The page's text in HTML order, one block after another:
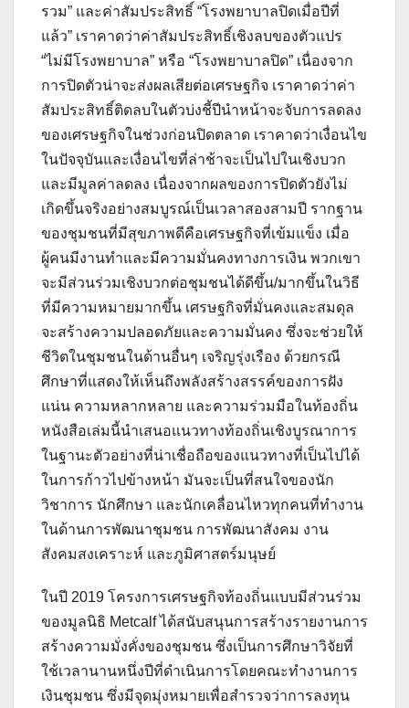
รวม” และค่าสัมประสิทธิ์ “โรงพยาบาลปิดเมื่อปีที่
แล้ว” เราคาดว่าค่าสัมประสิทธิ์เชิงลบของตัวแปร
“ไม่มีโรงพยาบาล” หรือ “โรงพยาบาลปิด” เนื่องจาก
การปิดตัวน่าจะส่งผลเสียต่อเศรษฐกิจ เราคาดว่าค่า
สัมประสิทธิ์ติดลบในตัวบ่งชี้ปีนำหน้าจะจับการลดลง
ของเศรษฐกิจในช่วงก่อนปิดตลาด เราคาดว่าเงื่อนไข
ในปัจจุบันและเงื่อนไขที่ล่าช้าจะเป็นไปในเชิงบวก
และมีมูลค่าลดลง เนื่องจากผลของการปิดตัวยังไม่
เกิดขึ้นจริงอย่างสมบูรณ์เป็นเวลาสองสามปี รากฐาน
ของชุมชนที่มีสุขภาพดีคือเศรษฐกิจที่เข้มแข็ง เมื่อ
ผู้คนมีงานทำและมีความมั่นคงทางการเงิน พวกเขา
จะมีส่วนร่วมเชิงบวกต่อชุมชนได้ดีขึ้น/มากขึ้นในวิธี
ที่มีความหมายมากขึ้น เศรษฐกิจที่มั่นคงและสมดุล
จะสร้างความปลอดภัยและความมั่นคง ซึ่งจะช่วยให้
ชีวิตในชุมชนในด้านอื่นๆ เจริญรุ่งเรือง ด้วยกรณี
ศึกษาที่แสดงให้เห็นถึงพลังสร้างสรรค์ของการฝัง
แน่น ความหลากหลาย และความร่วมมือในท้องถิ่น
หนังสือเล่มนี้นำเสนอแนวทางท้องถิ่นเชิงบูรณาการ
ในฐานะตัวอย่างที่น่าเชื่อถือของแนวทางที่เป็นไปได้
ในการก้าวไปข้างหน้า มันจะเป็นที่สนใจของนัก
วิชาการ นักศึกษา และนักเคลื่อนไหวทุกคนที่ทำงาน
ในด้านการพัฒนาชุมชน การพัฒนาสังคม งาน
สังคมสงเคราะห์ และภูมิศาสตร์มนุษย์
ในปี 2019 โครงการเศรษฐกิจท้องถิ่นแบบมีส่วนร่วม
ของมูลนิธิ Metcalf ได้สนับสนุนการสร้างรายงานการ
สร้างความมั่งคั่งของชุมชน ซึ่งเป็นการศึกษาวิจัยที่
ใช้เวลานานหนึ่งปีที่ดำเนินการโดยคณะทำงานการ
เงินชุมชน ซึ่งมีจุดมุ่งหมายเพื่อสำรวจว่าการลงทุน